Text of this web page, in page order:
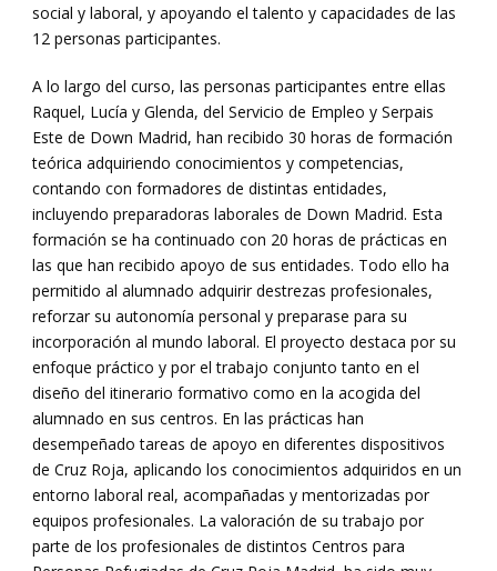
social y laboral, y apoyando el talento y capacidades de las
12 personas participantes.
A lo largo del curso, las personas participantes entre ellas
Raquel, Lucía y Glenda, del Servicio de Empleo y Serpais
Este de Down Madrid, han recibido 30 horas de formación
teórica adquiriendo conocimientos y competencias,
contando con formadores de distintas entidades,
incluyendo preparadoras laborales de Down Madrid. Esta
formación se ha continuado con 20 horas de prácticas en
las que han recibido apoyo de sus entidades. Todo ello ha
permitido al alumnado adquirir destrezas profesionales,
reforzar su autonomía personal y preparase para su
incorporación al mundo laboral. El proyecto destaca por su
enfoque práctico y por el trabajo conjunto tanto en el
diseño del itinerario formativo como en la acogida del
alumnado en sus centros. En las prácticas han
desempeñado tareas de apoyo en diferentes dispositivos
de Cruz Roja, aplicando los conocimientos adquiridos en un
entorno laboral real, acompañadas y mentorizadas por
equipos profesionales. La valoración de su trabajo por
parte de los profesionales de distintos Centros para